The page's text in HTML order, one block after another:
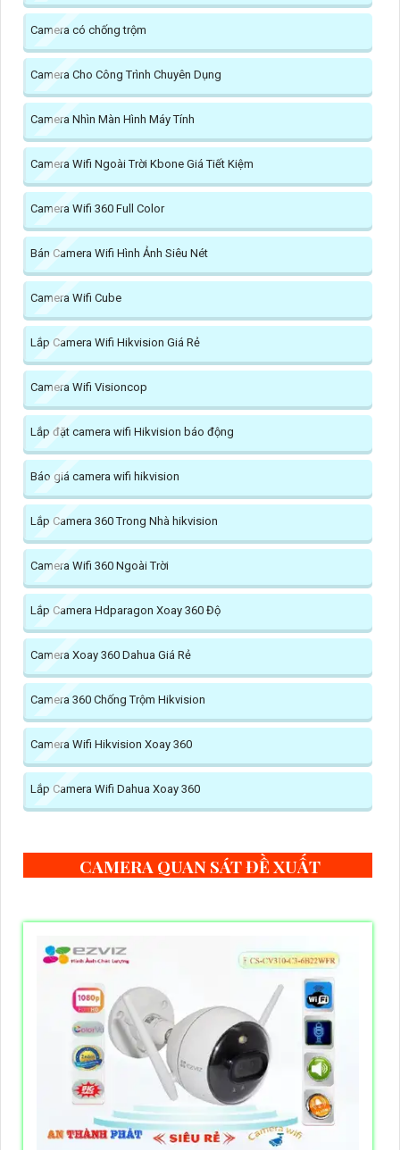
Camera có chống trộm
Camera Cho Công Trình Chuyên Dụng
Camera Nhìn Màn Hình Máy Tính
Camera Wifi Ngoài Trời Kbone Giá Tiết Kiệm
Camera Wifi 360 Full Color
Bán Camera Wifi Hình Ảnh Siêu Nét
Camera Wifi Cube
Lắp Camera Wifi Hikvision Giá Rẻ
Camera Wifi Visioncop
Lắp đặt camera wifi Hikvision báo động
Báo giá camera wifi hikvision
Lắp Camera 360 Trong Nhà hikvision
Camera Wifi 360 Ngoài Trời
Lắp Camera Hdparagon Xoay 360 Độ
Camera Xoay 360 Dahua Giá Rẻ
Camera 360 Chống Trộm Hikvision
Camera Wifi Hikvision Xoay 360
Lắp Camera Wifi Dahua Xoay 360
CAMERA QUAN SÁT ĐỀ XUẤT